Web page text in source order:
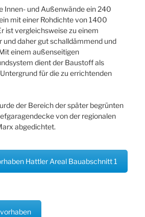
Innen- und Außenwände ein 240
mit einer Rohdichte von 1400
ist vergleichsweise zu einem
und daher gut schalldämmend und
einem außenseitigen
dient der Baustoff als
für die zu errichtenden
der Bereich der später begrünten
von der regionalen
abgedichtet.
Hattler Areal Bauabschnitt 1